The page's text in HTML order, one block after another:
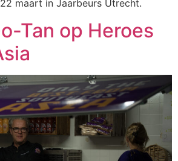
maart in Jaarbeurs Utrecht.
Tan op Heroes